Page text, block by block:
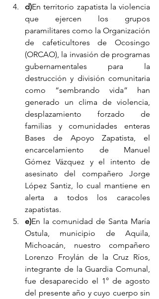
d)En territorio zapatista la violencia
que ejercen los grupos
paramilitares como la Organización
de cafeticultores de Ocosingo
(ORCAO), la invasión de programas
gubernamentales para la
destrucción y división comunitaria
como “sembrando vida” han
generado un clima de violencia,
desplazamiento forzado de
familias y comunidades enteras
Bases de Apoyo Zapatista, el
encarcelamiento de Manuel
Gómez Vázquez y el intento de
asesinato del compañero Jorge
López Santiz, lo cual mantiene en
alerta a todos los caracoles
zapatistas.
e)En la comunidad de Santa María
Ostula, municipio de Aquila,
Michoacán, nuestro compañero
Lorenzo Froylán de la Cruz Ríos,
integrante de la Guardia Comunal,
fue desaparecido el 1° de agosto
del presente año y cuyo cuerpo sin